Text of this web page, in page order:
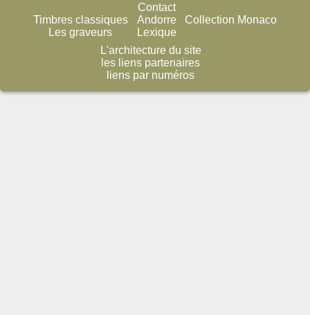
Timbres classiques
Les graveurs
Contact
Andorre
Lexique
Collection Monaco
L'architecture du site
les liens partenaires
liens par numéros